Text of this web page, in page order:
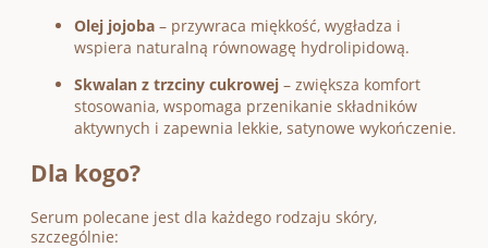
Olej jojoba – przywraca miękkość, wygładza i
wspiera naturalną równowagę hydrolipidową.
Skwalan z trzciny cukrowej – zwiększa komfort
stosowania, wspomaga przenikanie składników
aktywnych i zapewnia lekkie, satynowe wykończenie.
Dla kogo?
Serum polecane jest dla każdego rodzaju skóry,
szczególnie: